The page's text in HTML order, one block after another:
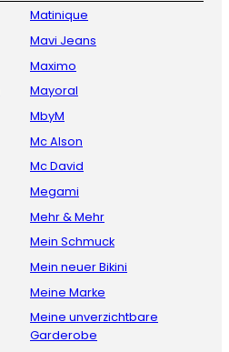
Matinique
Mavi Jeans
Maximo
Mayoral
MbyM
Mc Alson
Mc David
Megami
Mehr & Mehr
Mein Schmuck
Mein neuer Bikini
Meine Marke
Meine unverzichtbare
Garderobe